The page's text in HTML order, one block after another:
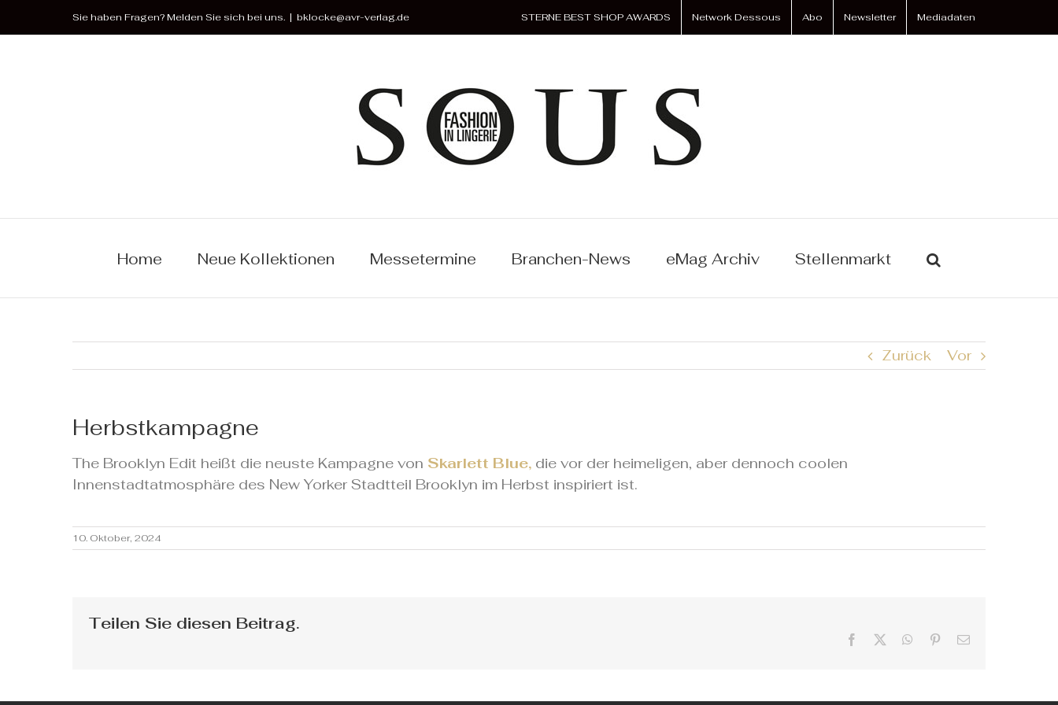
Inhalt
Sie haben Fragen? Melden Sie sich bei uns. | bklocke@avr-verlag.de STERNE BEST SHOP AWARDS Network Dessous Abo Newsletter Mediadaten
Home Neue Kollektionen Messetermine Branchen-News eMag Archiv Stellenmarkt
Zurück Vor
Herbstkampagne
The Brooklyn Edit heißt die neuste Kampagne von Skarlett Blue,die vor der heimeligen, aber dennoch coolen
Innenstadtatmosphäre des New Yorker Stadtteil Brooklyn im Herbst inspiriert ist.
10. Oktober, 2024
Teilen Sie diesen Beitrag.
Facebook WhatsApp
Pinterest
E-